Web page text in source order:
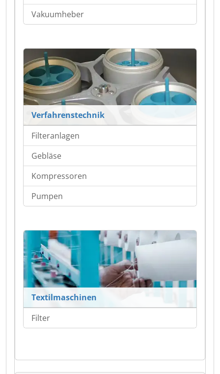
Vakuumheber
Verfahrenstechnik
Filteranlagen
Gebläse
Kompressoren
Pumpen
Textilmaschinen
Filter